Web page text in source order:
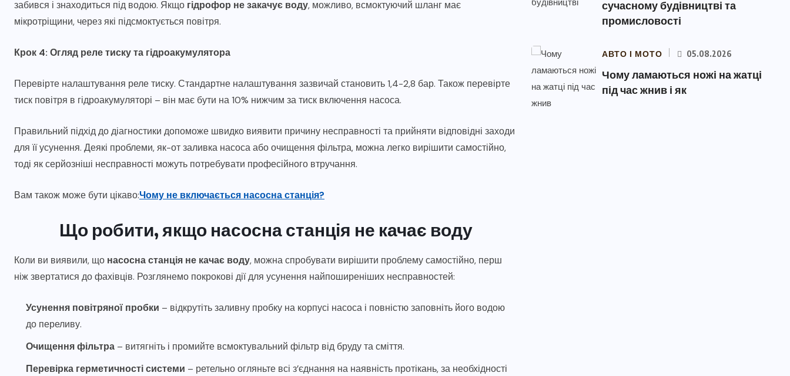
забився і знаходиться під водою. Якщо гідрофор не закачує воду, можливо, всмоктуючий шланг має
мікротріщини, через які підсмоктується повітря.
Крок 4: Огляд реле тиску та гідроакумулятора
Перевірте налаштування реле тиску. Стандартне налаштування зазвичай становить 1,4-2,8 бар. Також перевірте
тиск повітря в гідроакумуляторі – він має бути на 10% нижчим за тиск включення насоса.
Правильний підхід до діагностики допоможе швидко виявити причину несправності та прийняти відповідні заходи
для її усунення. Деякі проблеми, як-от заливка насоса або очищення фільтра, можна легко вирішити самостійно,
тоді як серйозніші несправності можуть потребувати професійного втручання.
Вам також може бути цікаво:Чому не включається насосна станція?
Що робити, якщо насосна станція не качає воду
Коли ви виявили, що насосна станція не качає воду, можна спробувати вирішити проблему самостійно, перш
ніж звертатися до фахівців. Розглянемо покрокові дії для усунення найпоширеніших несправностей:
Усунення повітряної пробки – відкрутіть заливну пробку на корпусі насоса і повністю заповніть його водою
до переливу.
Очищення фільтра – витягніть і промийте всмоктувальний фільтр від бруду та сміття.
Перевірка герметичності системи – ретельно огляньте всі з’єднання на наявність протікань, за необхідності
сучасному будівництві та
промисловості
АВТО І МОТО 05.08.2026
Чому ламаються ножі на жатці
під час жнив і як